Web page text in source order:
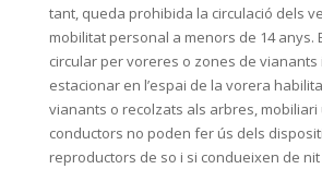
tant, queda prohibida la circulació dels
mobilitat personal a menors de 14 anys.
circular per voreres o zones de vianants
estacionar en l’espai de la vorera
vianants o recolzats als arbres, mobiliari
conductors no poden fer ús dels
reproductors de so i si condueixen de